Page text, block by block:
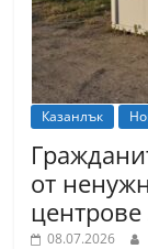
Казанлък
от
08.07.2026